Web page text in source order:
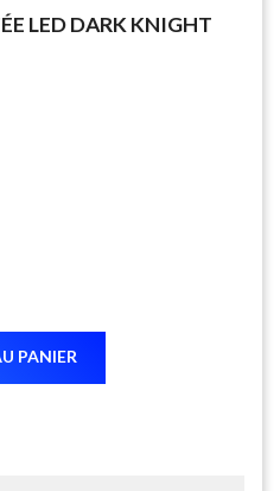
LED DARK KNIGHT
PANIER